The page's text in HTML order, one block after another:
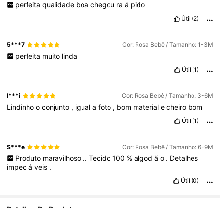
perfeita qualidade boa chegou ra á pido
Útil (2)
5***7 Cor: Rosa Bebê / Tamanho: 1-3M
perfeita muito linda
Útil (1)
l***i Cor: Rosa Bebê / Tamanho: 3-6M
Lindinhooconjunto , igualafoto , bom materialecheiro bom
Útil (1)
S***e Cor: Rosa Bebê / Tamanho: 6-9M
Produto maravilhoso .. Tecido 100 % algod ã o . Detalhes
impecáveis .
Útil (0)